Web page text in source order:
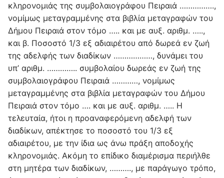
κληρονομιάς της συμβολαιογράφου Πειραιά …………….,
νομίμως μεταγραμμένης στα βιβλία μεταγραφών του
Δήμου Πειραιά στον τόμο ….. και με αυξ. αριθμ. …..,
και β. Ποσοστό 1/3 εξ αδιαιρέτου από δωρεά εν ζωή
της αδελφής των διαδίκων ………………, δυνάμει του
υπ’ αριθμ. ………….. συμβολαίου δωρεάς εν ζωή της
συμβολαιογράφου Πειραιά …………, νομίμως
μεταγραμμένης στα βιβλία μεταγραφών του Δήμου
Πειραιά στον τόμο …. και με αυξ. αριθμ. ….. Η
τελευταία, ήτοι η προαναφερόμενη αδελφή των
διαδίκων, απέκτησε το ποσοστό του 1/3 εξ
αδιαιρέτου, με την ίδια ως άνω πράξη αποδοχής
κληρονομιάς. Ακόμη το επίδικο διαμέρισμα περιήλθε
στη μητέρα των διαδίκων, ………., με παράγωγο τρόπο,